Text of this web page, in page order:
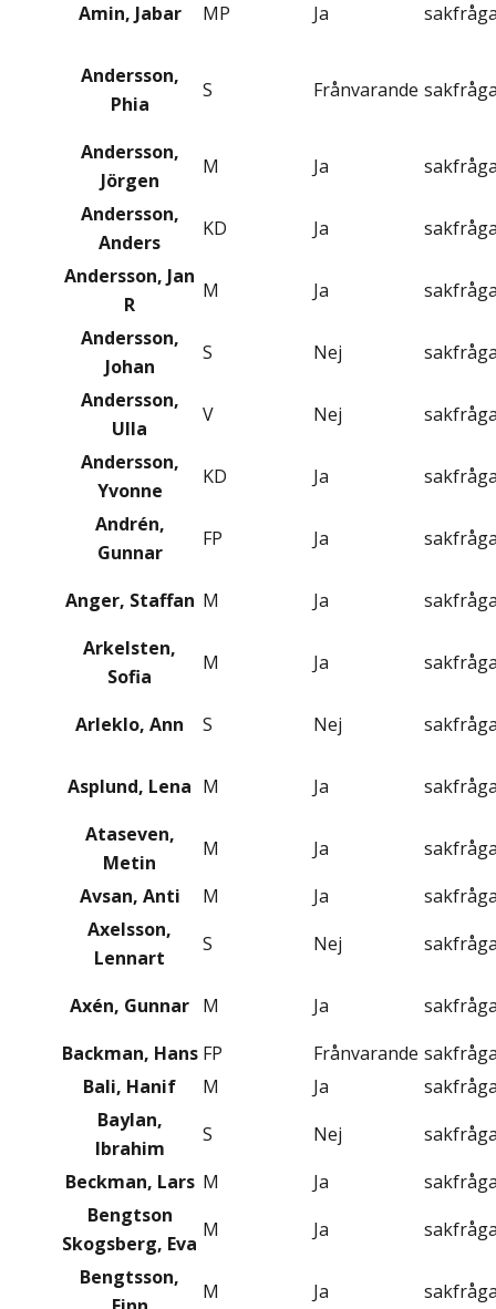
Amin, Jabar MP Ja
Andersson,
Phia
S Frånvarande
Andersson,
Jörgen
M Ja
Andersson,
Anders
KD Ja
Andersson, Jan
R
M Ja
Andersson,
Johan
S Nej
Andersson,
Ulla
V Nej
Andersson,
Yvonne
KD Ja
Andrén,
Gunnar
FP Ja
Anger, Staffan M Ja
Arkelsten,
Sofia
M Ja
Arleklo, Ann S Nej
Asplund, Lena M Ja
Ataseven,
Metin
M Ja
Avsan, Anti
M Ja
Axelsson,
Lennart
S Nej
Axén, Gunnar M Ja
Backman, Hans FP Frånvarande
Bali, Hanif
M Ja
Baylan,
Ibrahim
S Nej
Beckman, Lars M Ja
Bengtson
Skogsberg, Eva
M Ja
Bengtsson,
M Ja